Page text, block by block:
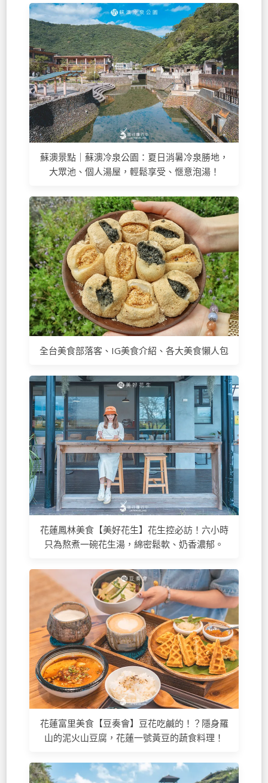
蘇澳景點｜蘇澳冷泉公園：夏日消暑冷泉勝地，
大眾池、個人湯屋，輕鬆享受、愜意泡湯！
全台美食部落客、IG美食介紹、各大美食懶人包
花蓮鳳林美食【美好花生】花生控必訪！六小時
只為熬煮一碗花生湯，綿密鬆軟、奶香濃郁。
花蓮富里美食【豆奏會】豆花吃鹹的！？隱身羅
山的泥火山豆腐，花蓮一號黃豆的蔬食料理！